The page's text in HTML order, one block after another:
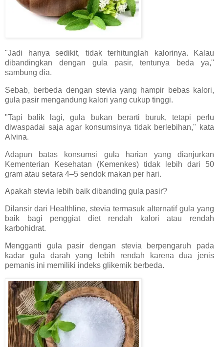
"Jadi hanya sedikit, tidak terhitunglah kalorinya. Kalau
dibandingkan dengan gula pasir, tentunya beda ya,"
sambung dia.
Sebab, berbeda dengan stevia yang hampir bebas kalori,
gula pasir mengandung kalori yang cukup tinggi.
"Tapi balik lagi, gula bukan berarti buruk, tetapi perlu
diwaspadai saja agar konsumsinya tidak berlebihan," kata
Alvina.
Adapun batas konsumsi gula harian yang dianjurkan
Kementerian Kesehatan (Kemenkes) tidak lebih dari 50
gram atau setara 4–5 sendok makan per hari.
Apakah stevia lebih baik dibanding gula pasir?
Dilansir dari Healthline, stevia termasuk alternatif gula yang
baik bagi penggiat diet rendah kalori atau rendah
karbohidrat.
Mengganti gula pasir dengan stevia berpengaruh pada
kadar gula darah yang lebih rendah karena dua jenis
pemanis ini memiliki indeks glikemik berbeda.